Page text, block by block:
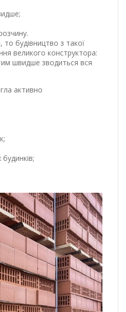
будівництво з такої
великого конструктора:
швидше зводиться вся
активно